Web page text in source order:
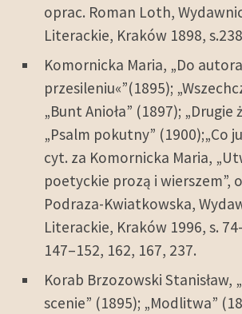
oprac. Roman Loth,
Literackie, Kraków 1898,
Komornicka Maria, „Do
przesileniu«”(1895);
„Bunt Anioła” (1897); „Drugie
„Psalm pokutny” (1900);„Co
cyt. za Komornicka Maria,
poetyckie prozą i wierszem”,
Podraza-Kwiatkowska,
Literackie, Kraków 1996, s.
147–152, 162, 167, 237.
Korab Brzozowski Stanisław,
scenie” (1895); „Modlitwa”